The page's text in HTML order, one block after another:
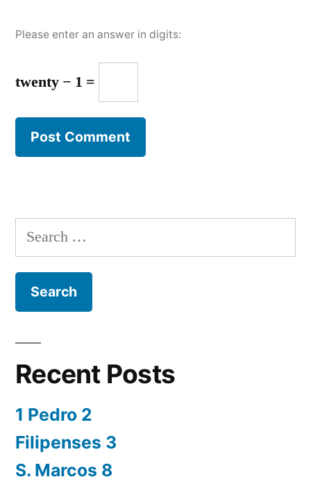
Please enter an answer in digits:
twenty − 1 =
Search
for:
Recent Posts
1 Pedro 2
Filipenses 3
S. Marcos 8